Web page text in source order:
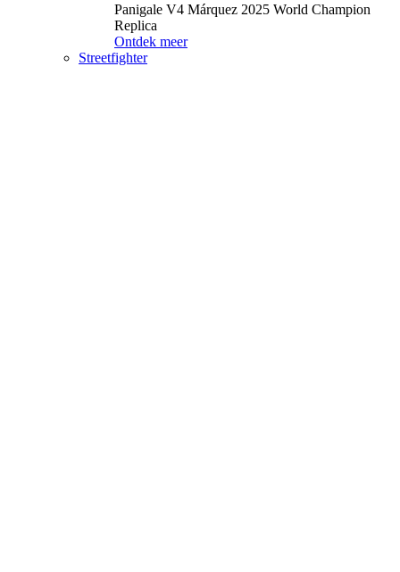
Panigale V4 Márquez 2025 World Champion
Replica
Ontdek meer
Streetfighter